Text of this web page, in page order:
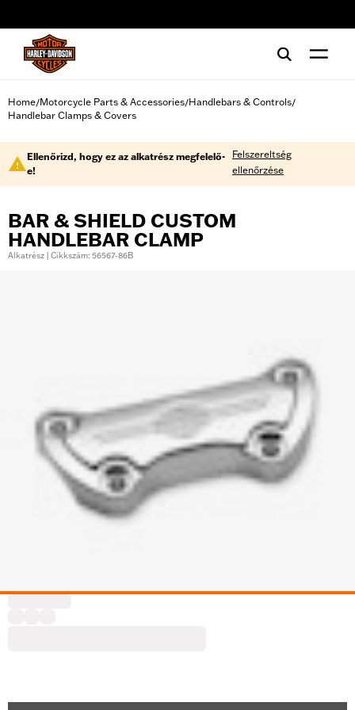
Home/Motorcycle Parts & Accessories/Handlebars & Controls/
Handlebar Clamps & Covers
Ellenőrizd, hogy ez az alkatrész megfelelő-
e!
Felszereltség
ellenőrzése
BAR & SHIELD CUSTOM
HANDLEBAR CLAMP
Alkatrész | Cikkszám: 56567-86B